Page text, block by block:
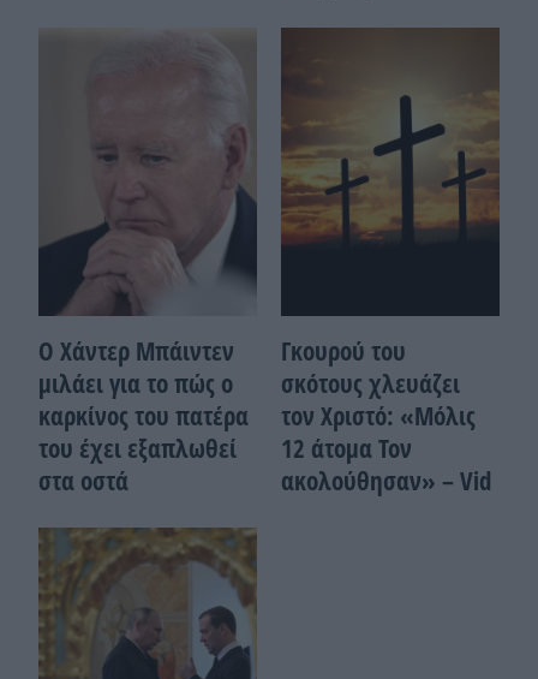
Ο Χάντερ Μπάιντεν
μιλάει για το πώς ο
καρκίνος του πατέρα
του έχει εξαπλωθεί
στα οστά
Γκουρού του
σκότους χλευάζει
τον Χριστό: «Μόλις
12 άτομα Τον
ακολούθησαν» – Vid